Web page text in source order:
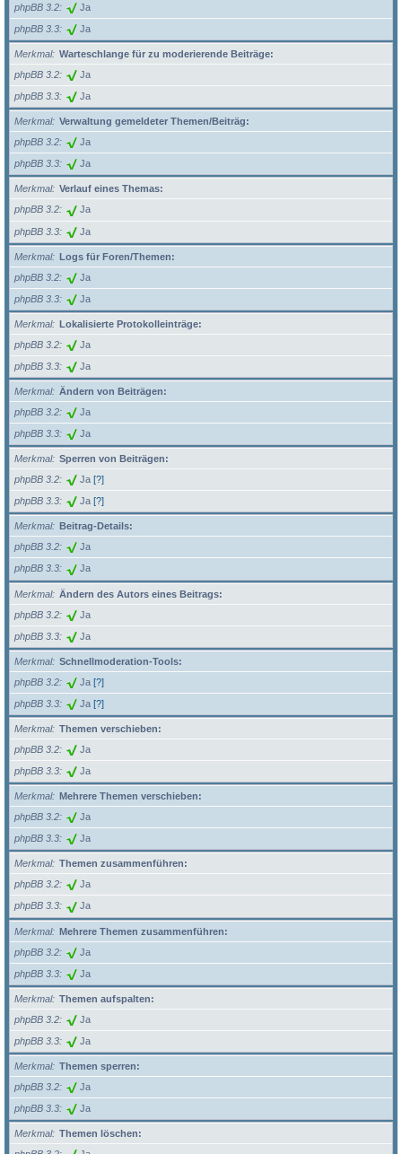
phpBB 3.2
Ja
phpBB 3.3 Ja
Merkmal
Warteschlange für zu moderierende Beiträge:
phpBB 3.2
Ja
phpBB 3.3 Ja
Merkmal
Verwaltung gemeldeter Themen/Beiträg:
phpBB 3.2
Ja
phpBB 3.3 Ja
Merkmal
Verlauf eines Themas:
phpBB 3.2
Ja
phpBB 3.3 Ja
Merkmal
Logs für Foren/Themen:
phpBB 3.2
Ja
phpBB 3.3 Ja
Merkmal
Lokalisierte Protokolleinträge:
phpBB 3.2
Ja
phpBB 3.3 Ja
Merkmal
Ändern von Beiträgen:
phpBB 3.2
Ja
phpBB 3.3 Ja
Merkmal
Sperren von Beiträgen:
phpBB 3.2
Ja [?]
phpBB 3.3 Ja [?]
Merkmal
Beitrag-Details:
phpBB 3.2
Ja
phpBB 3.3 Ja
Merkmal
Ändern des Autors eines Beitrags:
phpBB 3.2
Ja
phpBB 3.3 Ja
Merkmal
Schnellmoderation-Tools:
phpBB 3.2
Ja [?]
phpBB 3.3 Ja [?]
Merkmal
Themen verschieben:
phpBB 3.2
Ja
phpBB 3.3 Ja
Merkmal
Mehrere Themen verschieben:
phpBB 3.2
Ja
phpBB 3.3 Ja
Merkmal
Themen zusammenführen:
phpBB 3.2
Ja
phpBB 3.3 Ja
Merkmal
Mehrere Themen zusammenführen:
phpBB 3.2
Ja
phpBB 3.3 Ja
Merkmal
Themen aufspalten:
phpBB 3.2
Ja
phpBB 3.3 Ja
Merkmal
Themen sperren:
phpBB 3.2
Ja
phpBB 3.3 Ja
Merkmal
Themen löschen: